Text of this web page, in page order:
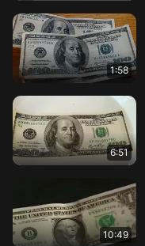
1:58
6:51
10:49